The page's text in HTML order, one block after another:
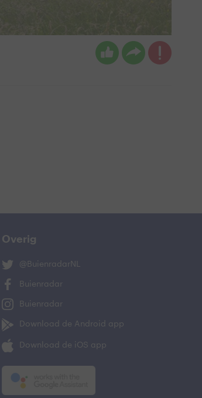
Overig
@BuienradarNL
Buienradar
Buienradar
Download de Android app
Download de iOS app